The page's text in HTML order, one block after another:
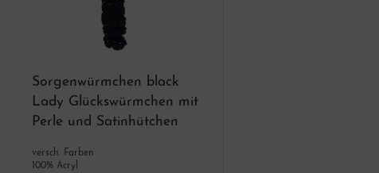
Sorgenwürmchen black
Lady Glückswürmchen mit
Perle und Satinhütchen
versch. Farben
100% Acryl